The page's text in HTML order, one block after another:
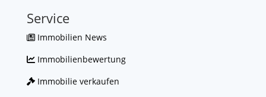
Service
Immobilien News
Immobilienbewertung
Immobilie verkaufen